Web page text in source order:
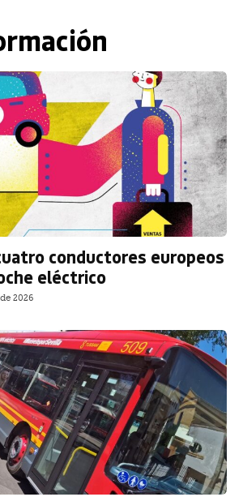
conductores europeos
eléctrico
2026